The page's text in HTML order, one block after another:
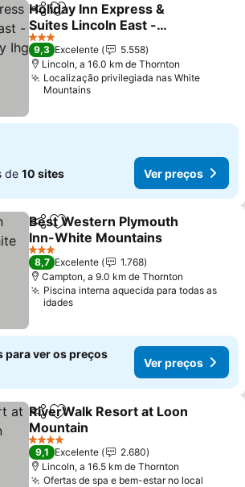
PartilharAdicionar aos favoritos
Holiday Inn Express &
Suites Lincoln East -
White Mountains By Ihg
3 Estrelas
9,3 Excelente
5.558
Lincoln, a 16.0 km de Thornton
Localização privilegiada nas White
Mountains
de 10 sites Ver preços
PartilharAdicionar aos favoritos
Best Western Plymouth
Inn-White Mountains
3 Estrelas
8,7 Excelente
1.768
Campton, a 9.0 km de Thornton
Piscina interna aquecida para todas as
idades
para ver os preços
Ver preços
PartilharAdicionar aos favoritos
RiverWalk Resort at Loon
Mountain
4 Estrelas
9,1 Excelente
2.680
Lincoln, a 16.5 km de Thornton
Ofertas de spa e bem-estar no local